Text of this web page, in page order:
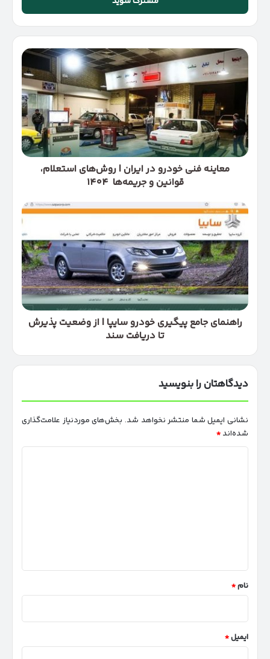
وارد
کنید
معاینه
فنی
خودرو
در
ایران
|
روش‌های
استعلام،
قوانین
معاینه فنی خودرو در ایران | روش‌های استعلام،
قوانین و جریمه‌ها ۱۴۰۴
راهنمای
جامع
پیگیری
خودرو
سایپا
|
از
وضعیت
پذیرش
راهنمای جامع پیگیری خودرو سایپا | از وضعیت پذیرش
تا دریافت سند
دیدگاهتان را بنویسید
نشانی ایمیل شما منتشر نخواهد شد. بخش‌های موردنیاز علامت‌گذاری
شده‌اند *
نام*
ایمیل*